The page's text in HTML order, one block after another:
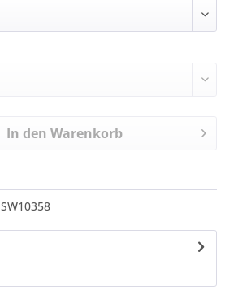
In den Warenkorb
SW10358